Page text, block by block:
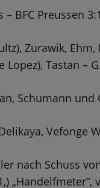
– BFC Preussen
Zurawik, Ehm,
Lopez), Tastan –
Schumann und
Vefonge
nach Schuss